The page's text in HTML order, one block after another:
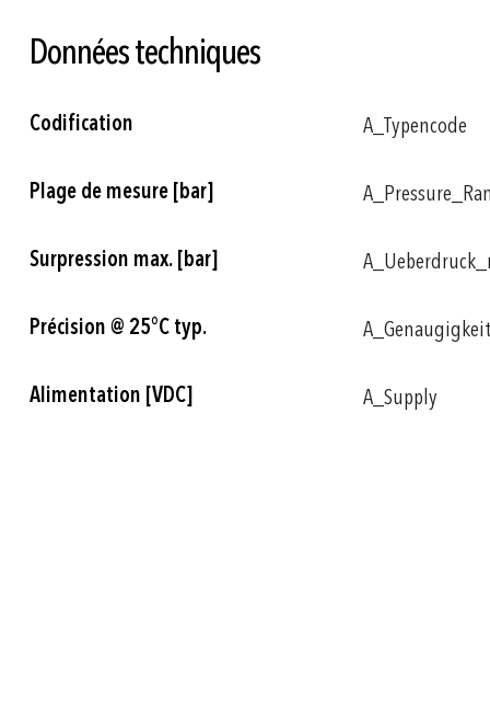
Données techniques
Plus
d'informations
Codification A_Typencode
Plage de mesure [bar]
Surpression max. [bar]
Précision @ 25°C typ.
Alimentation [VDC] A_Supply